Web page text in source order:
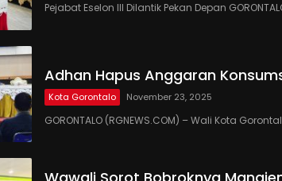
Pejabat Eselon III Dilantik Pekan Depan
Adhan Hapus Anggaran
Kota Gorontalo November 23, 2025
GORONTALO (RGNEWS.COM) – Wali Kota